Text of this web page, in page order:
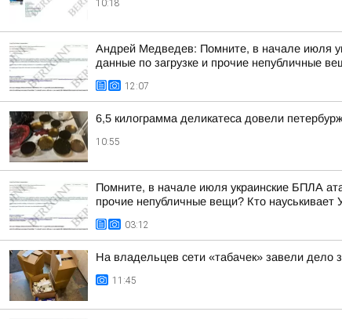
10:18
Андрей Медведев: Помните, в начале июля
данные по загрузке и прочие непубличные
12:07
6,5 килограмма деликатеса довели
10:55
Помните, в начале июля украинские БПЛА
прочие непубличные вещи? Кто науськивает
03:12
На владельцев сети «табачек» завели дело
11:45